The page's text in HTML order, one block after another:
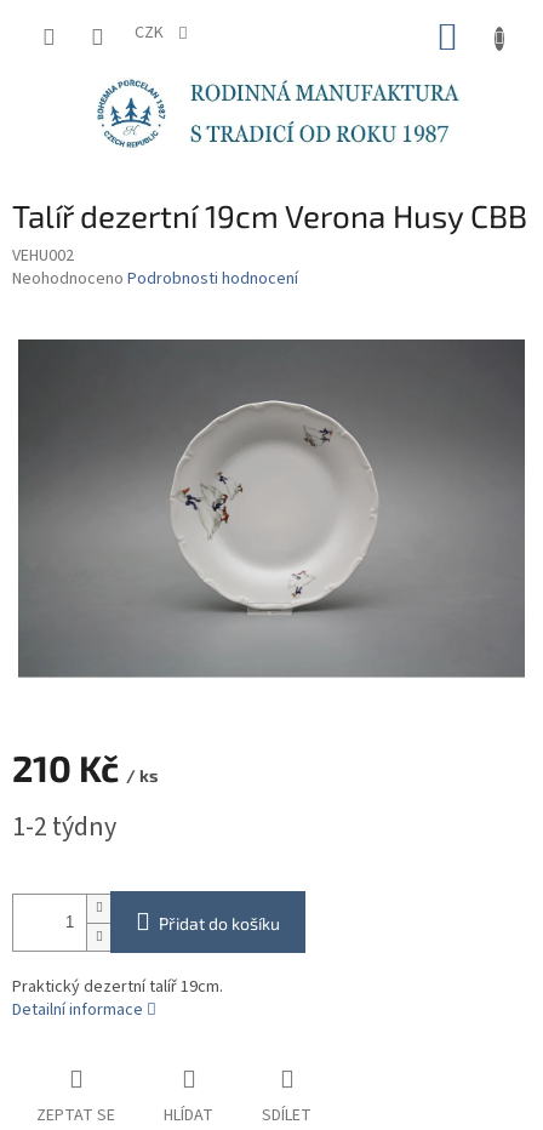
CZK
Talíř dezertní 19cm Verona Husy CBB
VEHU002
Průměrné
je
Neohodnoceno Podrobnosti hodnocení
210 Kč / ks
cena:
1-2 týdny
Přidat do košíku
Praktický dezertní talíř 19cm.
Detailní informace
ZEPTAT SE HLÍDAT SDÍLET